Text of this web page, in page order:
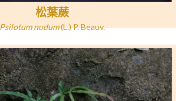
松葉蕨
nudum(L.) P. Beauv.